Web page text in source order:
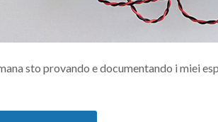
sto provando e documentando i miei